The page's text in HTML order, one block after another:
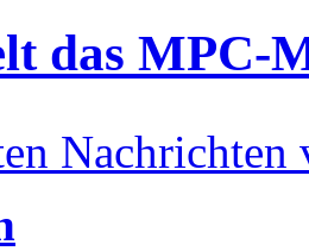
das MPC-
Nachrichten